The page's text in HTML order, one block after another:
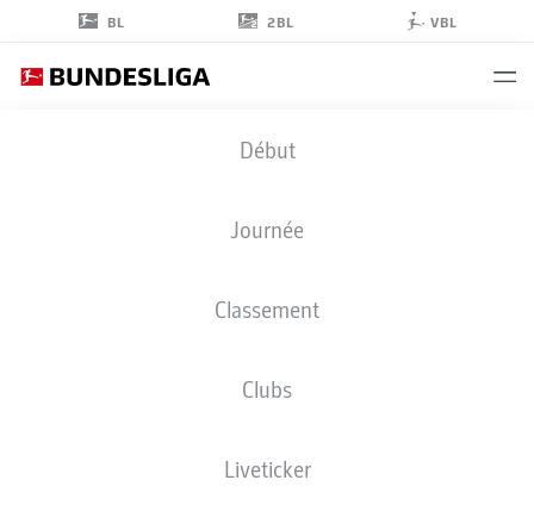
BL 2BL VBL
Début
Journée
Classement
Clubs
Liveticker